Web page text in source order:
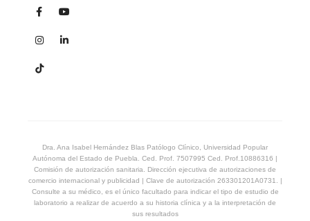
Dra. Ana Isabel Hernández Blas Patólogo Clínico, Universidad Popular
Autónoma del Estado de Puebla. Ced. Prof. 7507995 Ced. Prof.10886316 |
Comisión de autorización sanitaria. Dirección ejecutiva de autorizaciones de
comercio internacional y publicidad | Clave de autorización 263301201A0731. |
Consulte a su médico, es el único facultado para indicar el tipo de estudio de
laboratorio a realizar de acuerdo a su historia clínica y a la interpretación de
sus resultados